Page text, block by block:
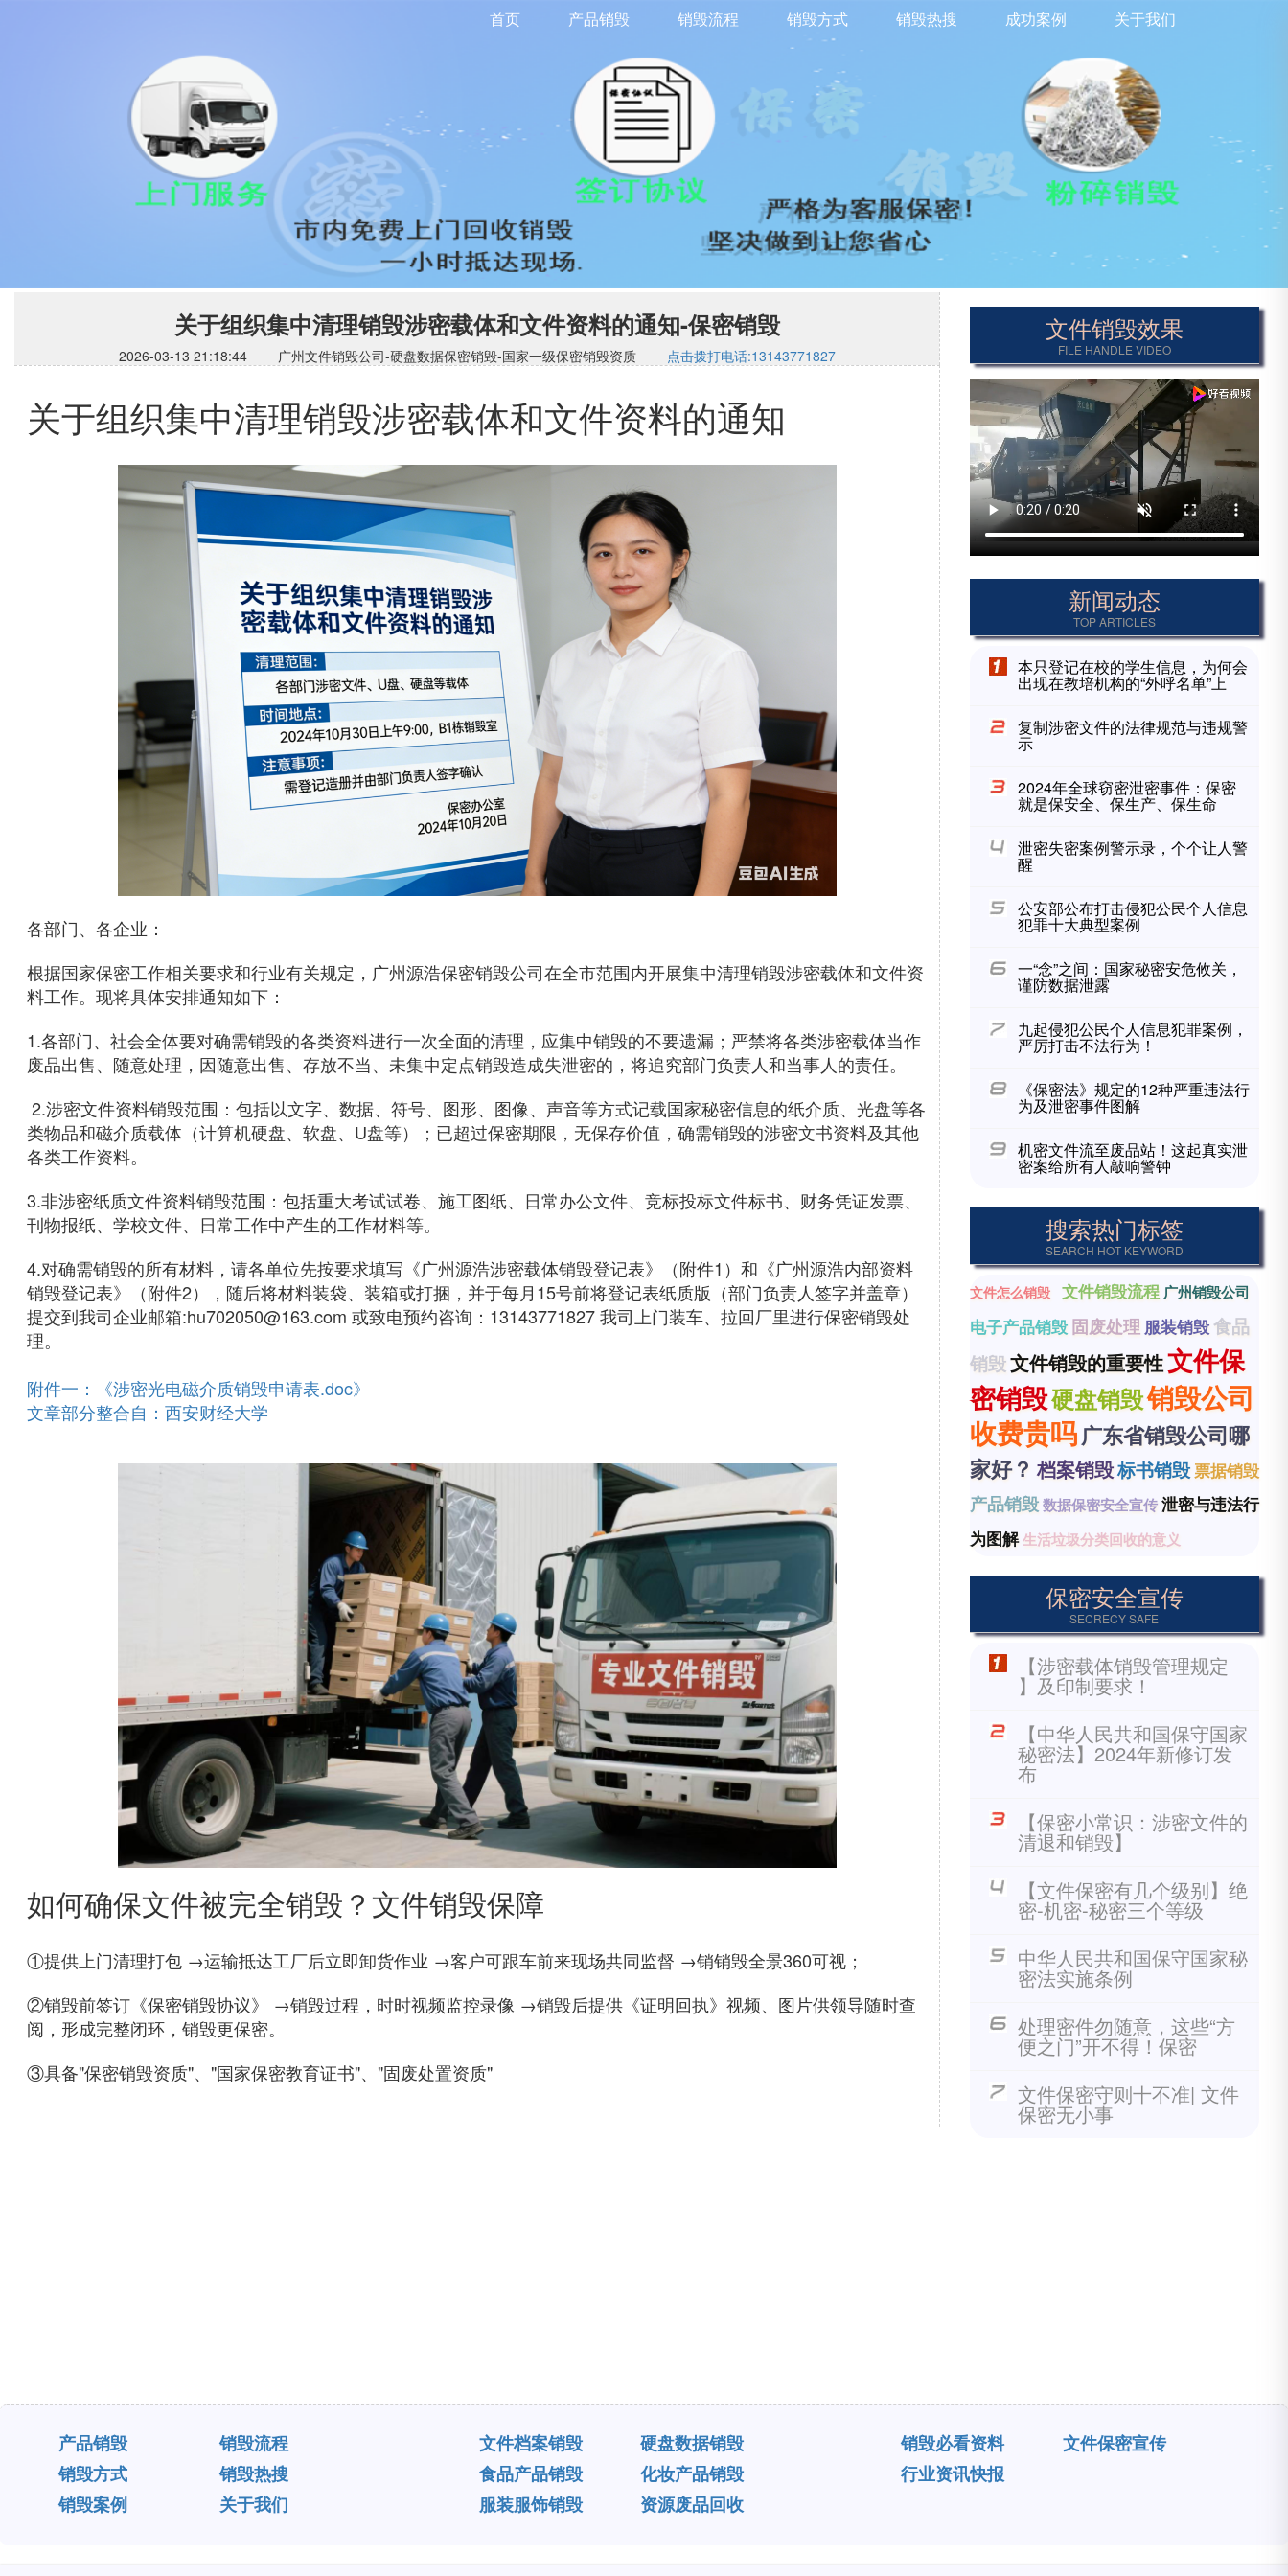
首页 产品销毁 销毁流程 销毁方式 销毁热搜 成功案例 关于我们
关于组织集中清理销毁涉密载体和文件资料的通知-保密销毁
2026-03-13 21:18:44 广州文件销毁公司-硬盘数据保密销毁-国家一级保密销毁资质 点击拨打电话:13143771827
关于组织集中清理销毁涉密载体和文件资料的通知
各部门、各企业：
根据国家保密工作相关要求和行业有关规定，广州源浩保密销毁公司在全市范围内开展集中清理销毁涉密载体和文件资
料工作。现将具体安排通知如下：
1.各部门、社会全体要对确需销毁的各类资料进行一次全面的清理，应集中销毁的不要遗漏；严禁将各类涉密载体当作
废品出售、随意处理，因随意出售、存放不当、未集中定点销毁造成失泄密的，将追究部门负责人和当事人的责任。
2.涉密文件资料销毁范围：包括以文字、数据、符号、图形、图像、声音等方式记载国家秘密信息的纸介质、光盘等各
类物品和磁介质载体（计算机硬盘、软盘、U盘等）；已超过保密期限，无保存价值，确需销毁的涉密文书资料及其他
各类工作资料。
3.非涉密纸质文件资料销毁范围：包括重大考试试卷、施工图纸、日常办公文件、竞标投标文件标书、财务凭证发票、
刊物报纸、学校文件、日常工作中产生的工作材料等。
4.对确需销毁的所有材料，请各单位先按要求填写《广州源浩涉密载体销毁登记表》（附件1）和《广州源浩内部资料
销毁登记表》（附件2），随后将材料装袋、装箱或打捆，并于每月15号前将登记表纸质版（部门负责人签字并盖章）
提交到我司企业邮箱:hu702050@163.com 或致电预约咨询：13143771827 我司上门装车、拉回厂里进行保密销毁处
理。
附件一：《涉密光电磁介质销毁申请表.doc》
文章部分整合自：西安财经大学
如何确保文件被完全销毁？文件销毁保障
①提供上门清理打包 →运输抵达工厂后立即卸货作业 →客户可跟车前来现场共同监督 →销销毁全景360可视；
②销毁前签订《保密销毁协议》 →销毁过程，时时视频监控录像 →销毁后提供《证明回执》视频、图片供领导随时查
阅，形成完整闭环，销毁更保密。
③具备"保密销毁资质"、"国家保密教育证书"、"固废处置资质"
文件销毁效果
FILE HANDLE VIDEO
新闻动态
TOP ARTICLES
本只登记在校的学生信息，为何会
出现在教培机构的“外呼名单”上
复制涉密文件的法律规范与违规警
示
2024年全球窃密泄密事件：保密
就是保安全、保生产、保生命
泄密失密案例警示录，个个让人警
醒
公安部公布打击侵犯公民个人信息
犯罪十大典型案例
一“念”之间：国家秘密安危攸关，
谨防数据泄露
九起侵犯公民个人信息犯罪案例，
严厉打击不法行为！
《保密法》规定的12种严重违法行
为及泄密事件图解
机密文件流至废品站！这起真实泄
密案给所有人敲响警钟
搜索热门标签
SEARCH HOT KEYWORD
文件怎么销毁 文件销毁流程 广州销毁公司
电子产品销毁 固废处理 服装销毁 食品
销毁文件销毁的重要性文件保
密销毁硬盘销毁销毁公司
收费贵吗广东省销毁公司哪
家好？ 档案销毁标书销毁 票据销毁
产品销毁数据保密安全宣传泄密与违法行
为图解生活垃圾分类回收的意义
保密安全宣传
SECRECY SAFE
【涉密载体销毁管理规定
】及印制要求！
【中华人民共和国保守国家
秘密法】2024年新修订发
布
【保密小常识：涉密文件的
清退和销毁】
【文件保密有几个级别】绝
密-机密-秘密三个等级
中华人民共和国保守国家秘
密法实施条例
处理密件勿随意，这些“方
便之门”开不得！保密
文件保密守则十不准| 文件
保密无小事
产品销毁
销毁流程
销毁方式
销毁热搜
销毁案例
关于我们
文件档案销毁
硬盘数据销毁
食品产品销毁
化妆产品销毁
服装服饰销毁
资源废品回收
销毁必看资料
文件保密宣传
行业资讯快报